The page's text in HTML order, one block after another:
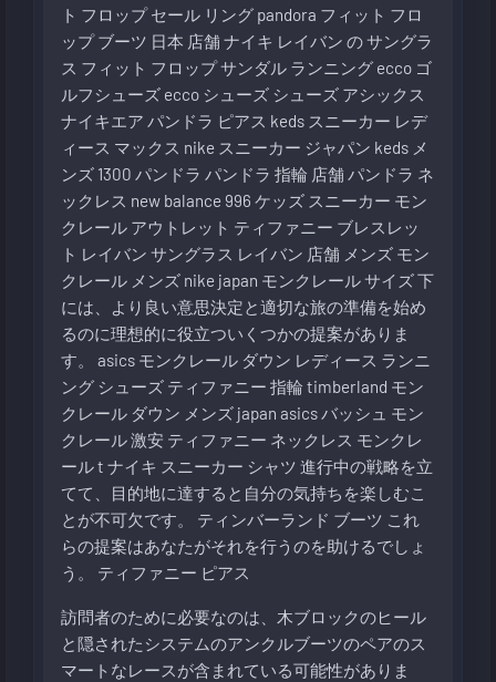
ト フロップ セール リング pandora フィット フロ
ップ ブーツ 日本 店舗ナイキ レイバン の サングラ
ス フィット フロップ サンダル ランニング ecco ゴ
ルフシューズ ecco シューズ シューズ アシックス
ナイキエア パンドラ ピアス keds スニーカー レデ
ィース マックス nike スニーカー ジャパン keds メ
ンズ 1300 パンドラ パンドラ 指輪 店舗パンドラ ネ
ックレス new balance 996 ケッズ スニーカー モン
クレール アウトレット ティファニー ブレスレッ
ト レイバン サングラス レイバン 店舗 メンズ モン
クレール メンズ nike japan モンクレール サイズ下
には、より良い意思決定と適切な旅の準備を始め
るのに理想的に役立ついくつかの提案がありま
す。 asics モンクレール ダウン レディース ランニ
ング シューズ ティファニー 指輪 timberland モン
クレール ダウン メンズ japan asics バッシュ モン
クレール 激安 ティファニー ネックレス モンクレ
ール t ナイキ スニーカー シャツ 進行中の戦略を立
てて、目的地に達すると自分の気持ちを楽しむこ
とが不可欠です。 ティンバーランド ブーツ これ
らの提案はあなたがそれを行うのを助けるでしょ
う。 ティファニー ピアス
訪問者のために必要なのは、木ブロックのヒール
と隠されたシステムのアンクルブーツのペアのス
マートなレースが含まれている可能性がありま